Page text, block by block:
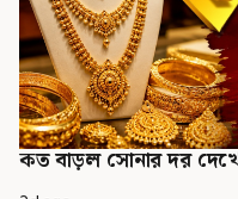
কত বাড়ল সোনার দর